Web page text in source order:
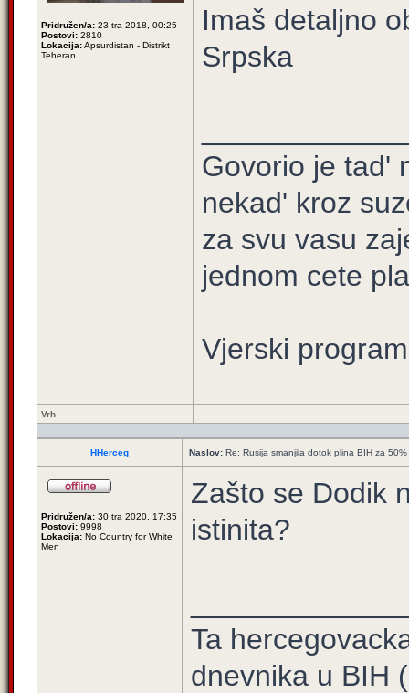
Pridružen/a: 23 tra 2018, 00:25
Postovi: 2810
Lokacija:Apsurdistan - Distrikt
Teheran
Imaš detaljno
Srpska
Govorio je tad'
nekad' kroz
za svu vasu
jednom cete
Vjerski
Vrh
HHerceg Naslov: Re: Rusija smanjila dotok plina BIH za 50%
Pridružen/a: 30 tra 2020, 17:35
Postovi: 9998
Lokacija: No Country for White
Men
Zašto se Dodik
istinita?
Ta
dnevnika u BIH